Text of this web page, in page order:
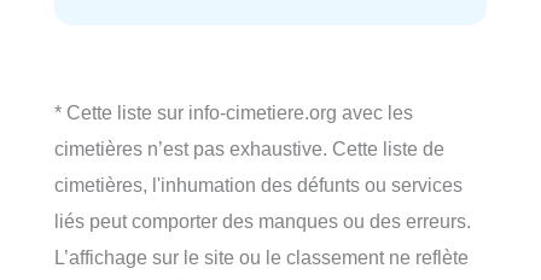
* Cette liste sur info-cimetiere.org avec les
cimetières n’est pas exhaustive. Cette liste de
cimetières, l'inhumation des défunts ou services
liés peut comporter des manques ou des erreurs.
L’affichage sur le site ou le classement ne reflète